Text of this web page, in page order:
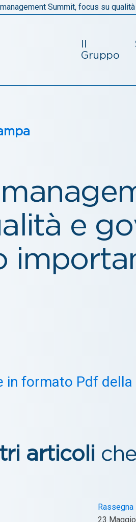
Summit, focus su
Gruppo
e
in formato Pdf
articoli
23